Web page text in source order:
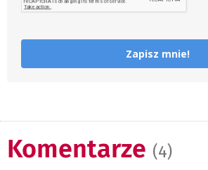
Zapisz mnie!
Komentarze (4)